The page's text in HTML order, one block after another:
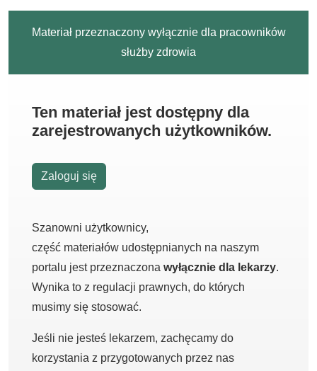
Materiał przeznaczony wyłącznie dla pracowników
służby zdrowia
Ten materiał jest dostępny dla
zarejestrowanych użytkowników.
Zaloguj się
Szanowni użytkownicy,
część materiałów udostępnianych na naszym
portalu jest przeznaczona wyłącznie dla lekarzy.
Wynika to z regulacji prawnych, do których
musimy się stosować.
Jeśli nie jesteś lekarzem, zachęcamy do
korzystania z przygotowanych przez nas